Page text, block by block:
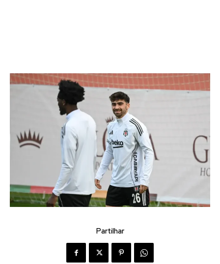
Partilhar